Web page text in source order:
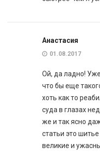
Анастасия
01.08.2017
Ой, да ладно!
что бы еще
хоть как то
суда в глазах
же и так ясно
статьи это
великие и